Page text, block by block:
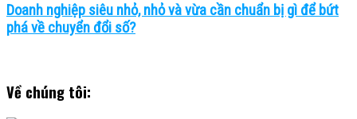
Doanh nghiệp siêu nhỏ, nhỏ và vừa cần chuẩn bị gì để bứt
phá về chuyển đổi số?
Về chúng tôi: